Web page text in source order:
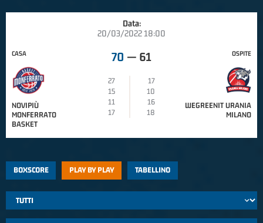
Data:
20/03/2022 18:00
CASA
NOVIPIÙ
MONFERRATO
BASKET
70 — 61
27
17
15
10
11
16
17
18
OSPITE
WEGREENIT URANIA
MILANO
BOXSCORE PLAY BY PLAY TABELLINO